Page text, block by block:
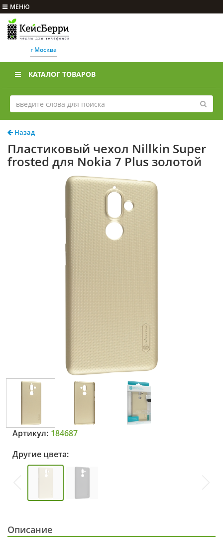
МЕНЮ
г Москва
КАТАЛОГ ТОВАРОВ
Назад
Пластиковый чехол Nillkin Super
frosted для Nokia 7 Plus золотой
Артикул: 184687
Другие цвета:
Описание